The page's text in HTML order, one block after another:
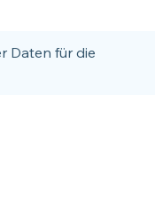
Daten für die